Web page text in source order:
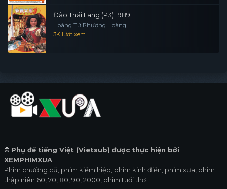
Đào Thái Lang (P3) 1989
Hoàng Tử Phượng Hoàng
3K lượt xem
© Phụ đề tiếng Việt (Vietsub) được thực hiện bởi
XEMPHIMXUA
Phim chưởng cũ, phim kiếm hiệp, phim kinh điển, phim xưa, phim
thập niên 60, 70, 80, 90, 2000, phim tuổi thơ